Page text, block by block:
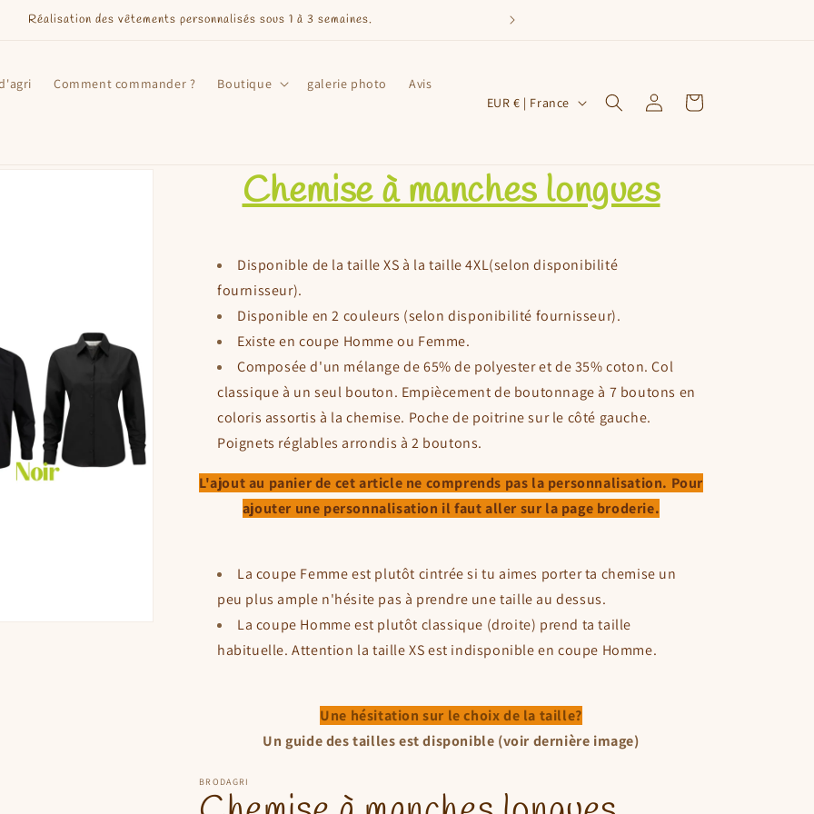
Réalisation des vêtements personnalisés sous 1 à 3 semaines.
Comment commander ? Boutique galerie photo Avis
P
s
/
é
i
n
EUR € | France Connexion Panier
Chemise à manches longues
Disponible de la taille XS à la taille 4XL(selon disponibilité
fournisseur).
Disponible en 2 couleurs (selon disponibilité fournisseur).
Existe en coupe Homme ou Femme.
Composée d'un mélange de 65% de polyester et de 35% coton. Col
classique à un seul bouton. Empiècement de boutonnage à 7 boutons en
coloris assortis à la chemise. Poche de poitrine sur le côté gauche.
Poignets réglables arrondis à 2 boutons.
L'ajout au panier de cet article ne comprends pas la personnalisation. Pour
ajouter une personnalisation il faut aller sur la page broderie.
La coupe Femme est plutôt cintrée si tu aimes porter ta chemise un
peu plus ample n'hésite pas à prendre une taille au dessus.
La coupe Homme est plutôt classique (droite) prend ta taille
habituelle. Attention la taille XS est indisponible en coupe Homme.
Une hésitation sur le choix de la taille?
Un guide des tailles est disponible (voir dernière image)
BRODAGRI